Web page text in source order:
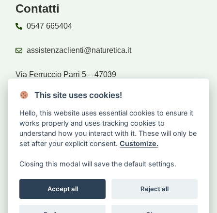
Contatti
0547 665404
assistenzaclienti@naturetica.it
Via Ferruccio Parri 5 – 47039
Rivenditori
Sei rivenditore?Accedi
This site uses cookies!
Hello, this website uses essential cookies to ensure it
works properly and uses tracking cookies to
understand how you interact with it. These will only be
set after your explicit consent. Customize.
Closing this modal will save the default settings.
Accept all Reject all